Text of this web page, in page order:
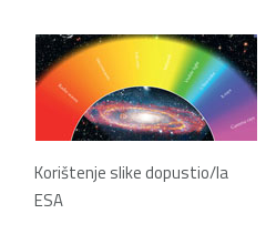
Korištenje slike dopustio/la
ESA